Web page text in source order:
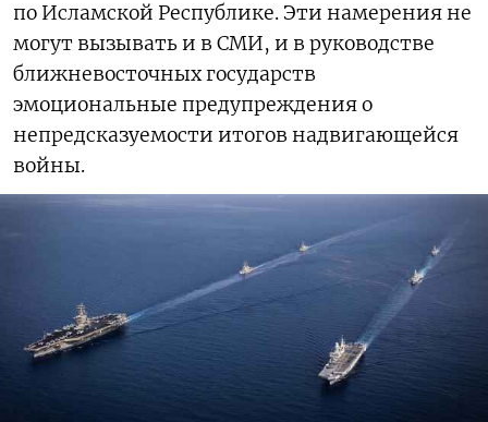
по Исламской Республике. Эти намерения не
могут вызывать и в СМИ, и в руководстве
ближневосточных государств
эмоциональные предупреждения о
непредсказуемости итогов надвигающейся
войны.